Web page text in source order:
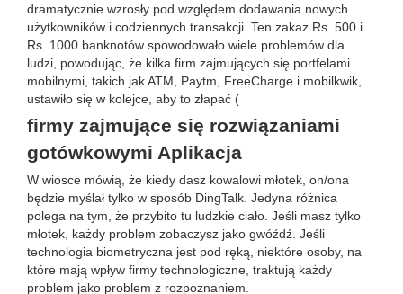
dramatycznie wzrosły pod względem dodawania nowych
użytkowników i codziennych transakcji. Ten zakaz Rs. 500 i
Rs. 1000 banknotów spowodowało wiele problemów dla
ludzi, powodując, że kilka firm zajmujących się portfelami
mobilnymi, takich jak ATM, Paytm, FreeCharge i mobilkwik,
ustawiło się w kolejce, aby to złapać (
firmy zajmujące się rozwiązaniami
gotówkowymi Aplikacja
W wiosce mówią, że kiedy dasz kowalowi młotek, on/ona
będzie myślał tylko w sposób DingTalk. Jedyna różnica
polega na tym, że przybito tu ludzkie ciało. Jeśli masz tylko
młotek, każdy problem zobaczysz jako gwóźdź. Jeśli
technologia biometryczna jest pod ręką, niektóre osoby, na
które mają wpływ firmy technologiczne, traktują każdy
problem jako problem z rozpoznaniem.